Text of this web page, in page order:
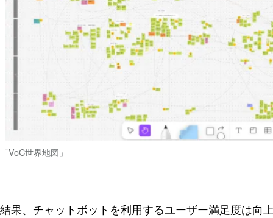
「VoC世界地図」
結果、チャットボットを利用するユーザー満足度は向